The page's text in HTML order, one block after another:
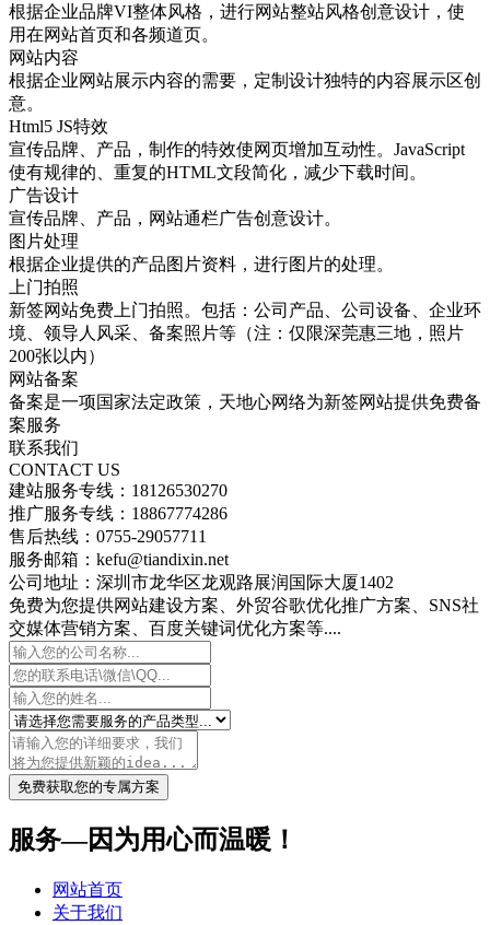
根据企业品牌VI整体风格，进行网站整站风格创意设计，使
用在网站首页和各频道页。
网站内容
根据企业网站展示内容的需要，定制设计独特的内容展示区创
意。
Html5 JS特效
宣传品牌、产品，制作的特效使网页增加互动性。JavaScript
使有规律的、重复的HTML文段简化，减少下载时间。
广告设计
宣传品牌、产品，网站通栏广告创意设计。
图片处理
根据企业提供的产品图片资料，进行图片的处理。
上门拍照
新签网站免费上门拍照。包括：公司产品、公司设备、企业环
境、领导人风采、备案照片等（注：仅限深莞惠三地，照片
200张以内）
网站备案
备案是一项国家法定政策，天地心网络为新签网站提供免费备
案服务
联系我们
CONTACT US
建站服务专线：18126530270
推广服务专线：18867774286
售后热线：0755-29057711
服务邮箱：kefu@tiandixin.net
公司地址：深圳市龙华区龙观路展润国际大厦1402
免费为您提供网站建设方案、外贸谷歌优化推广方案、SNS社
交媒体营销方案、百度关键词优化方案等....
免费获取您的专属方案
服务—因为用心而温暖！
网站首页
关于我们